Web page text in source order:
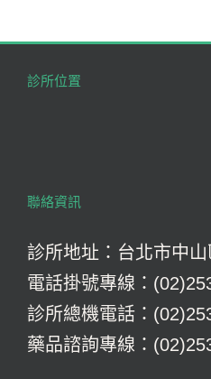
診所位置
聯絡資訊
診所地址：台北市中
電話掛號專線：
診所總機電話：
藥品諮詢專線：